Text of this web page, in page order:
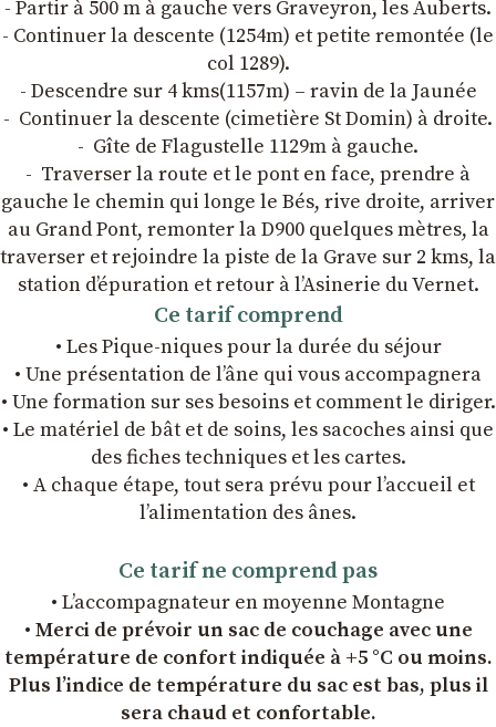
- Partir à 500 m à gauche vers Graveyron, les Auberts.
- Continuer la descente (1254m) et petite remontée (le
col 1289).
- Descendre sur 4 kms(1157m) – ravin de la Jaunée
- Continuer la descente (cimetière St Domin) à droite.
- Gîte de Flagustelle 1129m à gauche.
- Traverser la route et le pont en face, prendre à
gauche le chemin qui longe le Bés, rive droite, arriver
au Grand Pont, remonter la D900 quelques mètres, la
traverser et rejoindre la piste de la Grave sur 2 kms, la
station d’épuration et retour à l’Asinerie du Vernet.
Ce tarif comprend
• Les Pique-niques pour la durée du séjour
• Une présentation de l’âne qui vous accompagnera
• Une formation sur ses besoins et comment le diriger.
• Le matériel de bât et de soins, les sacoches ainsi que
des fiches techniques et les cartes.
• A chaque étape, tout sera prévu pour l’accueil et
l’alimentation des ânes.
Ce tarif ne comprend pas
• L’accompagnateur en moyenne Montagne
• Merci de prévoir un sac de couchage avec une
température de confort indiquée à +5 °C ou moins.
Plus l’indice de température du sac est bas, plus il
sera chaud et confortable.